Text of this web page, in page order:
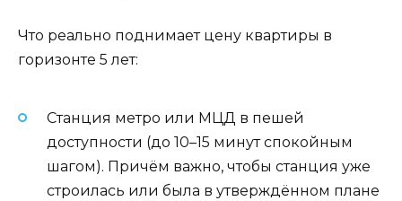
Что реально поднимает цену квартиры в
горизонте 5 лет:
Станция метро или МЦД в пешей
доступности (до 10–15 минут спокойным
шагом). Причём важно, чтобы станция уже
строилась или была в утверждённом плане